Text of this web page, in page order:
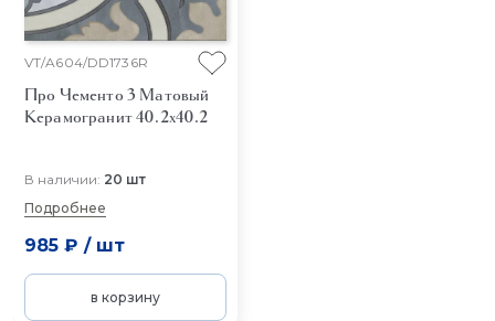
VT/A604/DD1736R
Про Чементо 3 Матовый
Керамогранит 40.2x40.2
В наличии: 20 шт
Подробнее
985 ₽ / шт
в корзину